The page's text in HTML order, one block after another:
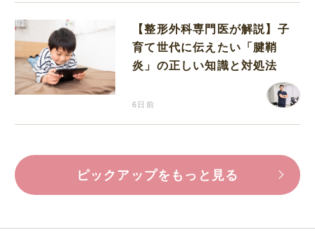
【整形外科専門医が解説】子
育て世代に伝えたい「腱鞘
炎」の正しい知識と対処法
6日前
ピックアップをもっと見る